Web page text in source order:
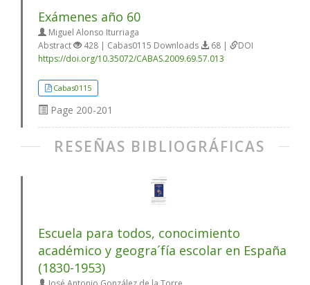
Exámenes año 60
Miguel Alonso Iturriaga
Abstract
428 | Cabas0115 Downloads 68 |
DOI
https://doi.org/10.35072/CABAS.2009.69.57.013
Cabas0115
Page 200-201
RESEÑAS BIBLIOGRÁFICAS
Escuela para todos, conocimiento
académico y geogra´fía escolar en España
(1830-1953)